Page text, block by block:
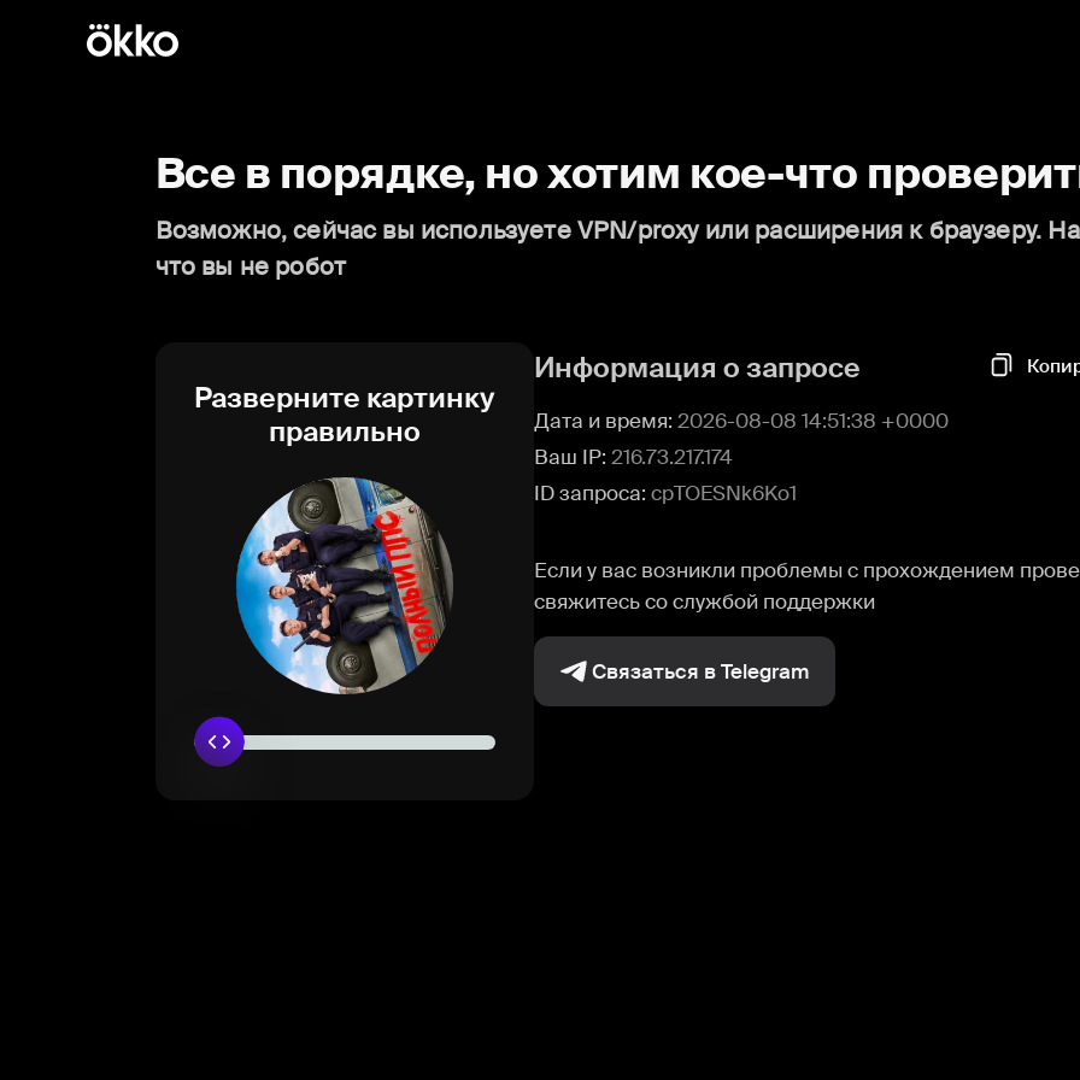
Все в порядке, но хотим кое-что
Возможно, сейчас вы используете VPN/proxy или расширения к браузеру.
что вы не робот
Разверните картинку
правильно
Информация о запросе
Дата и время: 2026-08-08 14:51:38 +0000
Ваш IP: 216.73.217.174
ID запроса: cpTOESNk6Ko1
Если у вас возникли проблемы с прохождением
свяжитесь со службой поддержки
Связаться в Telegram